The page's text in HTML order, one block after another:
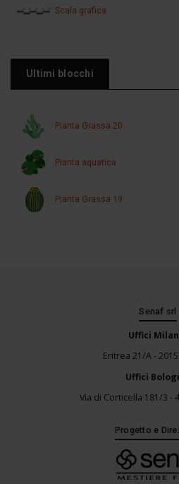
Scala grafica
Ultimi blocchi
Pianta Grassa 20
Pianta aquatica
Pianta Grassa 19
Senaf srl
Uffici
Eritrea 21/A -
Uffici
Via di Corticella 181/3 -
Progetto e